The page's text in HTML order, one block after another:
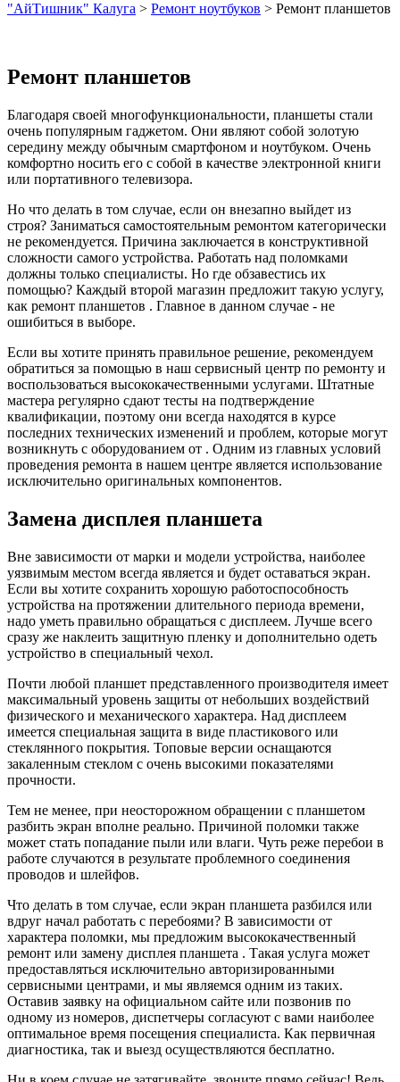
"АйТишник" Калуга > Ремонт ноутбуков > Ремонт планшетов
Ремонт планшетов
Благодаря своей многофункциональности, планшеты стали
очень популярным гаджетом. Они являют собой золотую
середину между обычным смартфоном и ноутбуком. Очень
комфортно носить его с собой в качестве электронной книги
или портативного телевизора.
Но что делать в том случае, если он внезапно выйдет из
строя? Заниматься самостоятельным ремонтом категорически
не рекомендуется. Причина заключается в конструктивной
сложности самого устройства. Работать над поломками
должны только специалисты. Но где обзавестись их
помощью? Каждый второй магазин предложит такую услугу,
как ремонт планшетов . Главное в данном случае - не
ошибиться в выборе.
Если вы хотите принять правильное решение, рекомендуем
обратиться за помощью в наш сервисный центр по ремонту и
воспользоваться высококачественными услугами. Штатные
мастера регулярно сдают тесты на подтверждение
квалификации, поэтому они всегда находятся в курсе
последних технических изменений и проблем, которые могут
возникнуть с оборудованием от . Одним из главных условий
проведения ремонта в нашем центре является использование
исключительно оригинальных компонентов.
Замена дисплея планшета
Вне зависимости от марки и модели устройства, наиболее
уязвимым местом всегда является и будет оставаться экран.
Если вы хотите сохранить хорошую работоспособность
устройства на протяжении длительного периода времени,
надо уметь правильно обращаться с дисплеем. Лучше всего
сразу же наклеить защитную пленку и дополнительно одеть
устройство в специальный чехол.
Почти любой планшет представленного производителя имеет
максимальный уровень защиты от небольших воздействий
физического и механического характера. Над дисплеем
имеется специальная защита в виде пластикового или
стеклянного покрытия. Топовые версии оснащаются
закаленным стеклом с очень высокими показателями
прочности.
Тем не менее, при неосторожном обращении с планшетом
разбить экран вполне реально. Причиной поломки также
может стать попадание пыли или влаги. Чуть реже перебои в
работе случаются в результате проблемного соединения
проводов и шлейфов.
Что делать в том случае, если экран планшета разбился или
вдруг начал работать с перебоями? В зависимости от
характера поломки, мы предложим высококачественный
ремонт или замену дисплея планшета . Такая услуга может
предоставляться исключительно авторизированными
сервисными центрами, и мы являемся одним из таких.
Оставив заявку на официальном сайте или позвонив по
одному из номеров, диспетчеры согласуют с вами наиболее
оптимальное время посещения специалиста. Как первичная
диагностика, так и выезд осуществляются бесплатно.